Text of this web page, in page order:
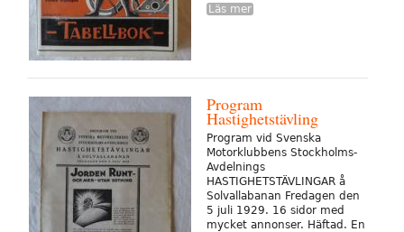
Läs mer
Program
Hastighetstävling
Program vid Svenska
Motorklubbens Stockholms-
Avdelnings
HASTIGHETSTÄVLINGAR å
Solvallabanan Fredagen den
5 juli 1929. 16 sidor med
mycket annonser. Häftad. En